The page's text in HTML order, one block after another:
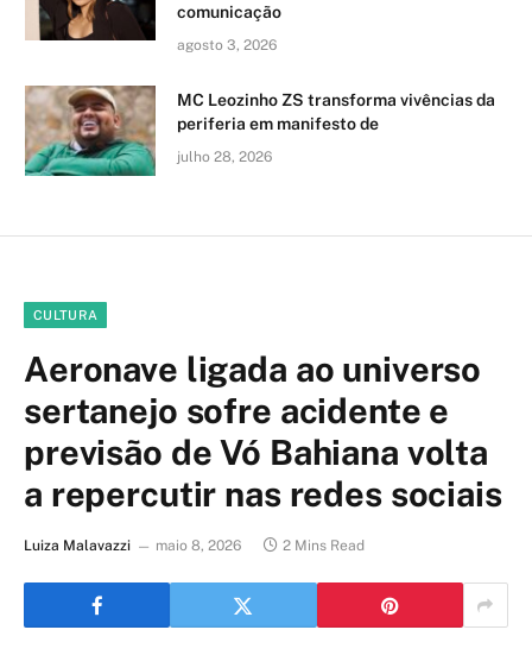
comunicação
agosto 3, 2026
MC Leozinho ZS transforma vivências da
periferia em manifesto de
julho 28, 2026
CULTURA
Aeronave ligada ao universo
sertanejo sofre acidente e
previsão de Vó Bahiana volta
a repercutir nas redes sociais
Luiza Malavazzi maio 8, 2026 2 Mins Read